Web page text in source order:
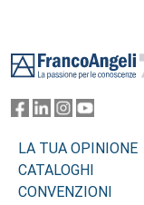
LA TUA OPINIONE
CATALOGHI
CONVENZIONI